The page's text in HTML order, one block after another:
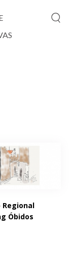
Regional
Óbidos